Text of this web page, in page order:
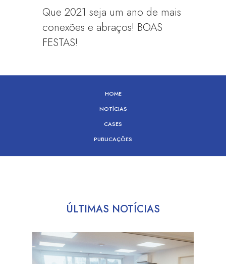
Que 2021 seja um ano de mais
conexões e abraços! BOAS
FESTAS!
HOME
NOTÍCIAS
CASES
PUBLICAÇÕES
ÚLTIMAS NOTÍCIAS